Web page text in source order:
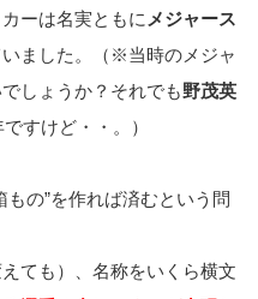
ーは名実ともに メジャース
ました。（※当時のメジャ
しょうか？それでも 野茂英
すけど・・。）
の”を作れば済むという問
ても）、名称をいくら横文